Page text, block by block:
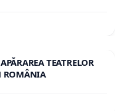
TEATRELOR
ROMÂNIA